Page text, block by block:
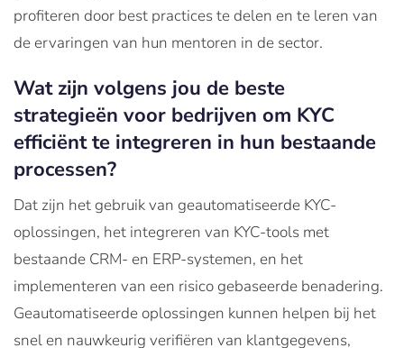
profiteren door best practices te delen en te leren van
de ervaringen van hun mentoren in de sector.
Wat zijn volgens jou de beste
strategieën voor bedrijven om KYC
efficiënt te integreren in hun bestaande
processen?
Dat zijn het gebruik van geautomatiseerde KYC-
oplossingen, het integreren van KYC-tools met
bestaande CRM- en ERP-systemen, en het
implementeren van een risico gebaseerde benadering.
Geautomatiseerde oplossingen kunnen helpen bij het
snel en nauwkeurig verifiëren van klantgegevens,